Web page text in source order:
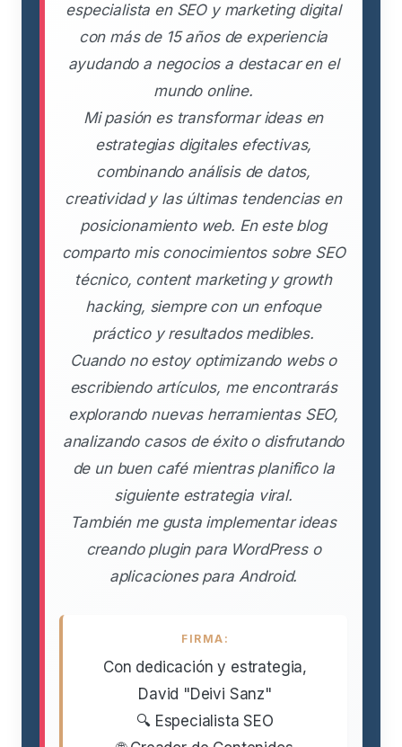
especialista en SEO y marketing digital
con más de 15 años de experiencia
ayudando a negocios a destacar en el
mundo online.
Mi pasión es transformar ideas en
estrategias digitales efectivas,
combinando análisis de datos,
creatividad y las últimas tendencias en
posicionamiento web. En este blog
comparto mis conocimientos sobre SEO
técnico, content marketing y growth
hacking, siempre con un enfoque
práctico y resultados medibles.
Cuando no estoy optimizando webs o
escribiendo artículos, me encontrarás
explorando nuevas herramientas SEO,
analizando casos de éxito o disfrutando
de un buen café mientras planifico la
siguiente estrategia viral.
También me gusta implementar ideas
creando plugin para WordPress o
aplicaciones para Android.
FIRMA:
Con dedicación y estrategia,
David "Deivi Sanz"
🔍 Especialista SEO